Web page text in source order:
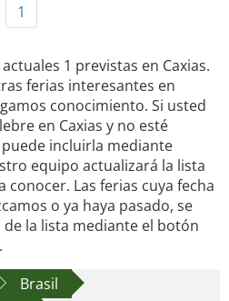
1
1 previstas en Caxias.
ferias interesantes en
conocimiento. Si usted
en Caxias y no esté
incluirla mediante
equipo actualizará la lista
Las ferias cuya fecha
o ya haya pasado, se
la lista mediante el botón
Brasil